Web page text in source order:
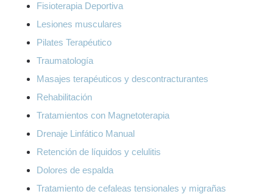
Fisioterapia Deportiva
Lesiones musculares
Pilates Terapéutico
Traumatología
Masajes terapéuticos y descontracturantes
Rehabilitación
Tratamientos con Magnetoterapia
Drenaje Linfático Manual
Retención de líquidos y celulitis
Dolores de espalda
Tratamiento de cefaleas tensionales y migrañas